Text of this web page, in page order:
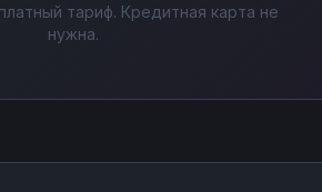
тариф. Кредитная карта не
нужна.